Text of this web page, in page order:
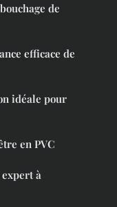
de
efficace de
idéale pour
en PVC
à